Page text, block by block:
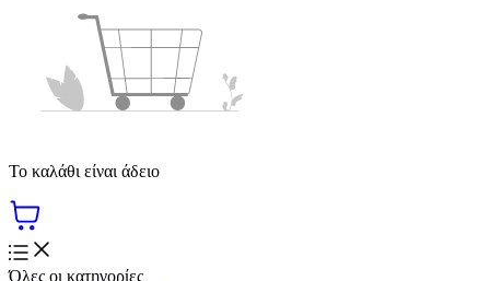
Το καλάθι είναι άδειο
Όλες οι κατηγορίες